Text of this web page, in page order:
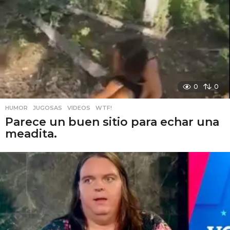
0 0
HUMOR ,JUGOSAS ,VIDEOS ,WTF!
Parece un buen sitio para echar una
meadita.